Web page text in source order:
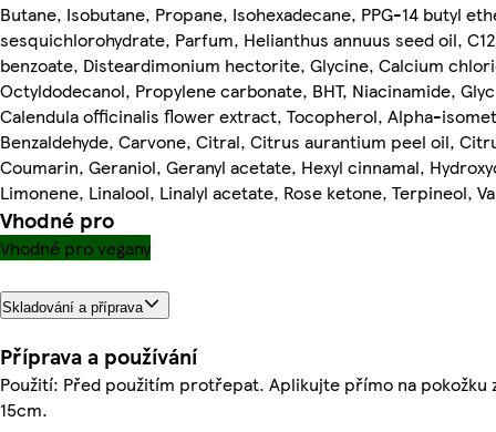
Butane, Isobutane, Propane, Isohexadecane, PPG-14 butyl
sesquichlorohydrate, Parfum, Helianthus annuus seed oil,
benzoate, Disteardimonium hectorite, Glycine, Calcium
Octyldodecanol, Propylene carbonate, BHT, Niacinamide,
Calendula officinalis flower extract, Tocopherol, Alpha-
Benzaldehyde, Carvone, Citral, Citrus aurantium peel oil,
Coumarin, Geraniol, Geranyl acetate, Hexyl cinnamal,
Limonene, Linalool, Linalyl acetate, Rose ketone, Terpineol,
Vhodné pro
Vhodné pro vegany
Skladování a příprava
Příprava a používání
Použití: Před použitím protřepat. Aplikujte přímo na pokožku
15cm.